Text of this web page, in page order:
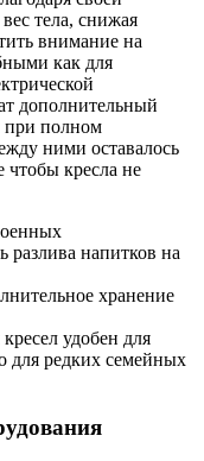
тела, снижая
внимание на
как для
дополнительный
при полном
ними оставалось
чтобы кресла не
разлива напитков на
хранение
удобен для
для редких семейных